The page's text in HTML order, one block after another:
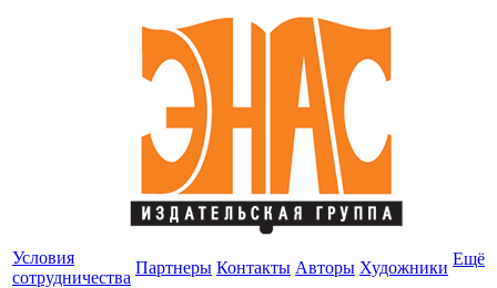
Условия
сотрудничества
Партнеры Контакты Авторы Художники Ещё